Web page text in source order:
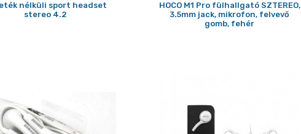
nélküli sport headset
stereo 4.2
HOCO M1 Pro fülhallgató SZTEREO,
3.5mm jack, mikrofon, felvevő
gomb, fehér